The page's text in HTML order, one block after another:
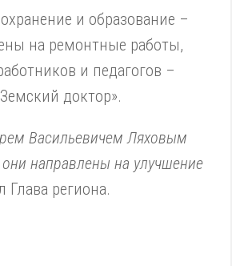
и образование –
на ремонтные работы,
и педагогов –
доктор».
Васильевичем Ляховым
направлены на улучшение
Глава региона.